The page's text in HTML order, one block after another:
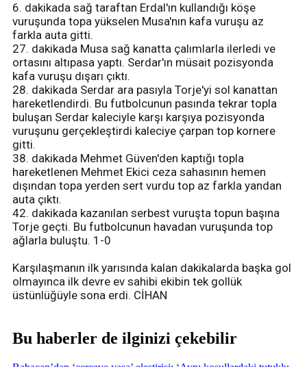
6. dakikada sağ taraftan Erdal'ın kullandığı köşe
vuruşunda topa yükselen Musa'nın kafa vuruşu az
farkla auta gitti.
27. dakikada Musa sağ kanatta çalımlarla ilerledi ve
ortasını altıpasa yaptı. Serdar'ın müsait pozisyonda
kafa vuruşu dışarı çıktı.
28. dakikada Serdar ara pasıyla Torje'yi sol kanattan
hareketlendirdi. Bu futbolcunun pasında tekrar topla
buluşan Serdar kaleciyle karşı karşıya pozisyonda
vuruşunu gerçekleştirdi kaleciye çarpan top kornere
gitti.
38. dakikada Mehmet Güven'den kaptığı topla
hareketlenen Mehmet Ekici ceza sahasının hemen
dışından topa yerden sert vurdu top az farkla yandan
auta çıktı.
42. dakikada kazanılan serbest vuruşta topun başına
Torje geçti. Bu futbolcunun havadan vuruşunda top
ağlarla buluştu. 1-0
Karşılaşmanın ilk yarısında kalan dakikalarda başka gol
olmayınca ilk devre ev sahibi ekibin tek gollük
üstünlüğüyle sona erdi. CİHAN
Bu haberler de ilginizi çekebilir